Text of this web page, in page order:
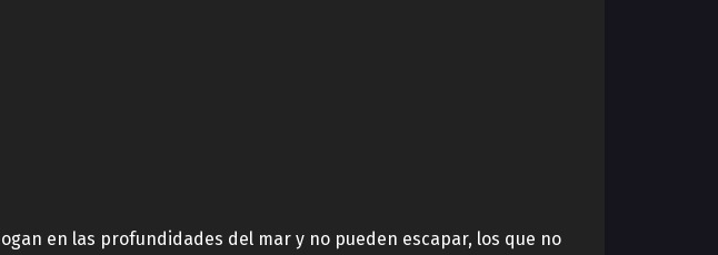
en las profundidades del mar y no pueden escapar, los que no